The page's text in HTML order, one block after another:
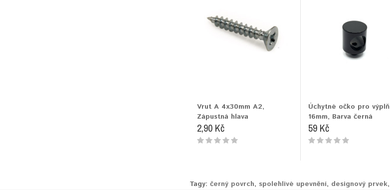
Vrut A 4x30mm A2,
Zápustná hlava
2,90 Kč
Úchytné očko pro výplň
16mm, Barva černá
59 Kč
Tagy: černý povrch, spolehlivé upevnění, designový prvek,